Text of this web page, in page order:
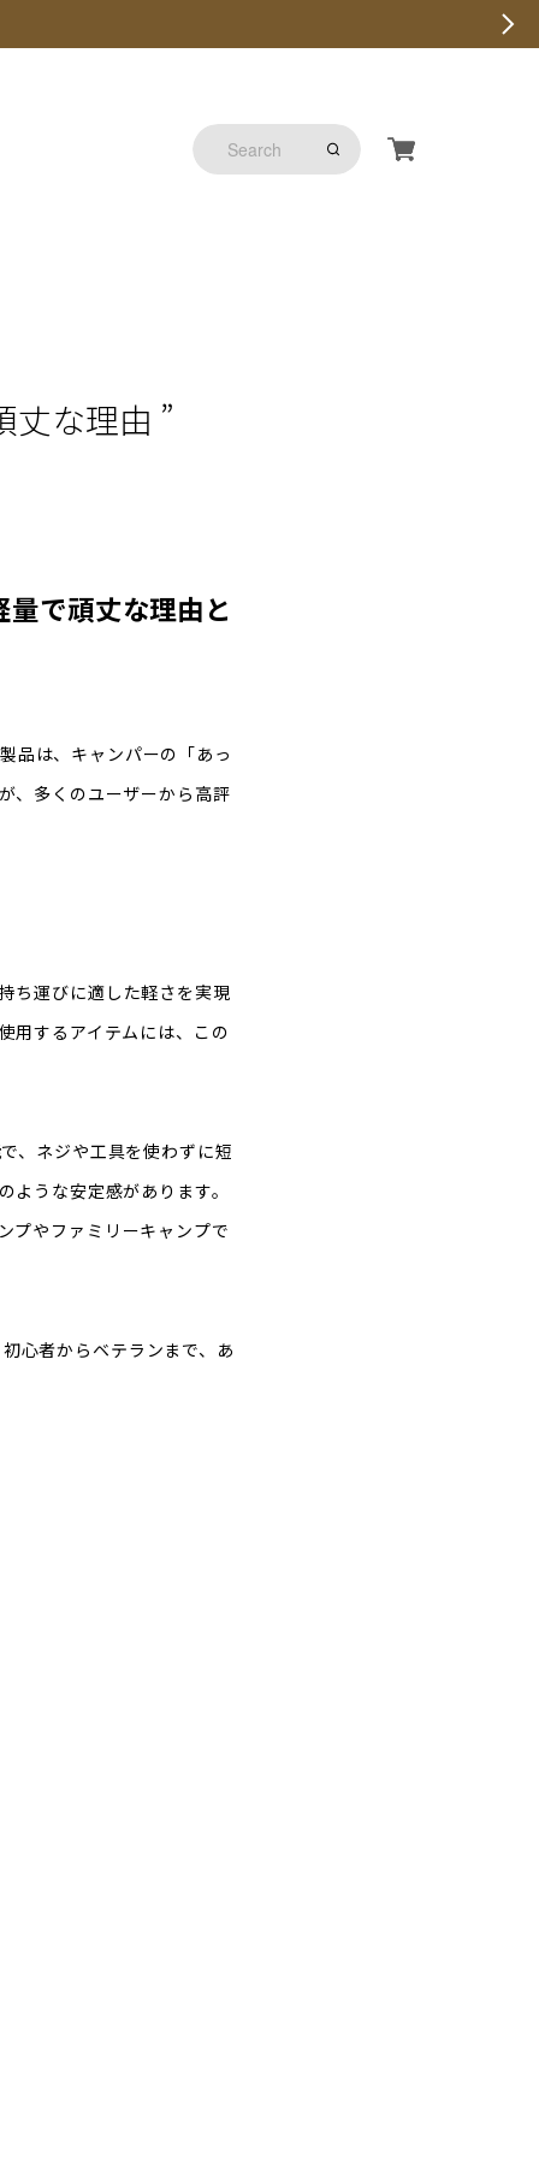
丈な理由 ”
で頑丈な理由と
品は、キャンパーの「あっ
、多くのユーザーから高評
ち運びに適した軽さを実現
用するアイテムには、この
、ネジや工具を使わずに短
うな安定感があります。
プやファミリーキャンプで
心者からベテランまで、あ